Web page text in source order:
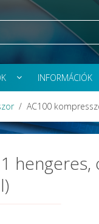
INFORMÁCIÓK
AC100
hengeres,